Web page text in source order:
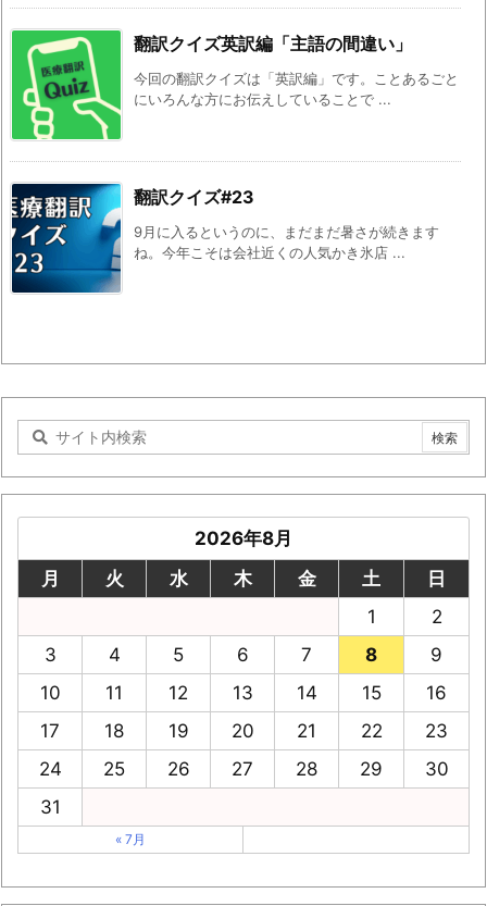
翻訳クイズ英訳編「主語の間違い」
今回の翻訳クイズは「英訳編」です。ことあるごと
にいろんな方にお伝えしていることで ...
翻訳クイズ#23
9月に入るというのに、まだまだ暑さが続きます
ね。今年こそは会社近くの人気かき氷店 ...
2026年8月
月
火 水 木 金 土
日
1
2
3
4 5 6 7 8
9
10
11 12 13 14 15
16
17
18 19 20 21 22
23
24
25 26 27 28 29
30
31
« 7月